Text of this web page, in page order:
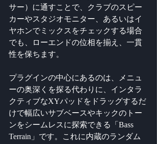
サー）に通すことで、クラブのスピー
カーやスタジオモニター、あるいはイ
ヤホンでミックスをチェックする場合
でも、ローエンドの位相を揃え、一貫
性を保ちます。
プラグインの中心にあるのは、メニュ
ーの奥深くを探る代わりに、インタラ
クティブなXYパッドをドラッグするだ
けで幅広いサブベースやキックのトー
ンをシームレスに探索できる「Bass
Terrain」です。これに内蔵のランダム